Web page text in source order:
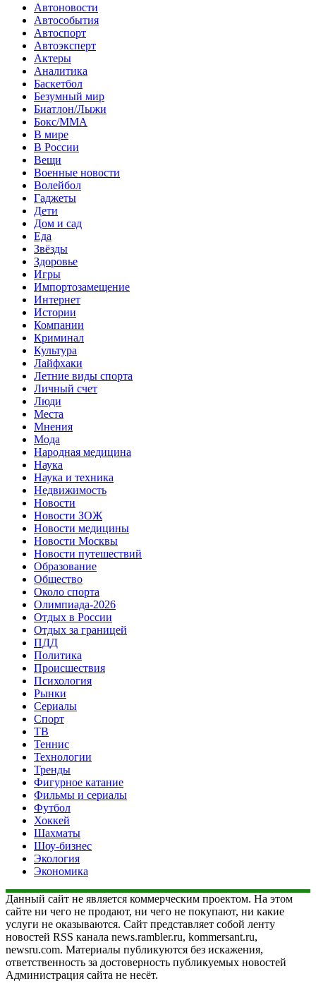
Автоновости
Автособытия
Автоспорт
Автоэксперт
Актеры
Аналитика
Баскетбол
Безумный мир
Биатлон/Лыжи
Бокс/MMA
В мире
В России
Вещи
Военные новости
Волейбол
Гаджеты
Дети
Дом и сад
Еда
Звёзды
Здоровье
Игры
Импортозамещение
Интернет
Истории
Компании
Криминал
Культура
Лайфхаки
Летние виды спорта
Личный счет
Люди
Места
Мнения
Мода
Народная медицина
Наука
Наука и техника
Недвижимость
Новости
Новости ЗОЖ
Новости медицины
Новости Москвы
Новости путешествий
Образование
Общество
Около спорта
Олимпиада-2026
Отдых в России
Отдых за границей
ПДД
Политика
Происшествия
Психология
Рынки
Сериалы
Спорт
ТВ
Теннис
Технологии
Тренды
Фигурное катание
Фильмы и сериалы
Футбол
Хоккей
Шахматы
Шоу-бизнес
Экология
Экономика
Данный сайт не является коммерческим проектом. На этом
сайте ни чего не продают, ни чего не покупают, ни какие
услуги не оказываются. Сайт представляет собой ленту
новостей RSS канала news.rambler.ru, kommersant.ru,
newsru.com. Материалы публикуются без искажения,
ответственность за достоверность публикуемых новостей
Администрация сайта не несёт.